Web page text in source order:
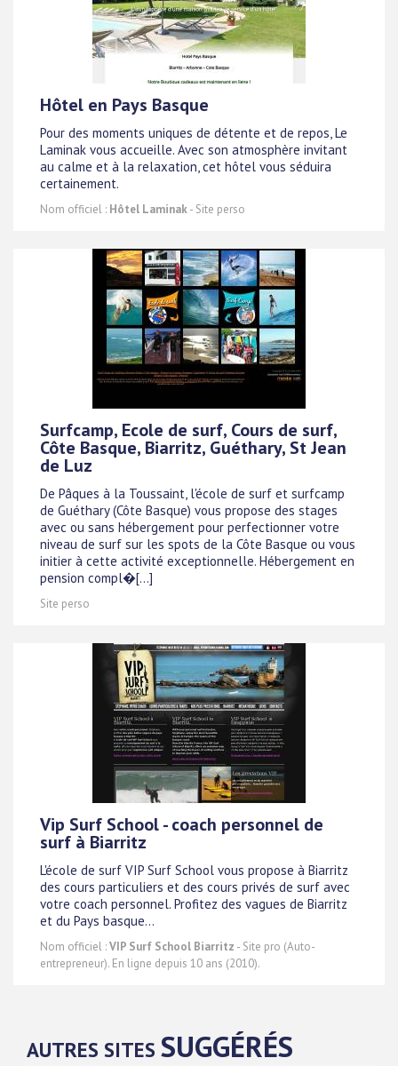
Hôtel en Pays Basque
Pour des moments uniques de détente et de repos, Le
Laminak vous accueille. Avec son atmosphère invitant
au calme et à la relaxation, cet hôtel vous séduira
certainement.
Nom officiel : Hôtel Laminak- Site perso
Surfcamp, Ecole de surf, Cours de surf,
Côte Basque, Biarritz, Guéthary, St Jean
de Luz
De Pâques à la Toussaint, l'école de surf et surfcamp
de Guéthary (Côte Basque) vous propose des stages
avec ou sans hébergement pour perfectionner votre
niveau de surf sur les spots de la Côte Basque ou vous
initier à cette activité exceptionnelle. Hébergement en
pension compl�[...]
Site perso
Vip Surf School - coach personnel de
surf à Biarritz
L'école de surf VIP Surf School vous propose à Biarritz
des cours particuliers et des cours privés de surf avec
votre coach personnel. Profitez des vagues de Biarritz
et du Pays basque...
Nom officiel :VIP Surf School Biarritz - Site pro (Auto-
entrepreneur). En ligne depuis 10 ans (2010).
AUTRES SITES SUGGÉRÉS